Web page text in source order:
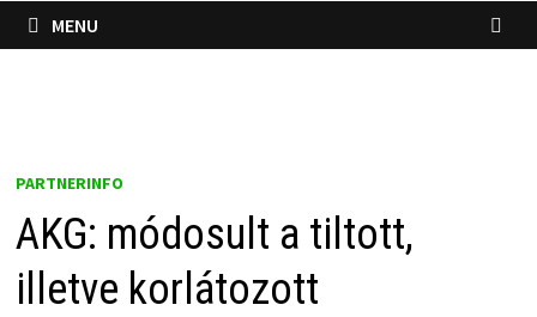
MENU
PARTNERINFO
AKG: módosult a tiltott,
illetve korlátozott